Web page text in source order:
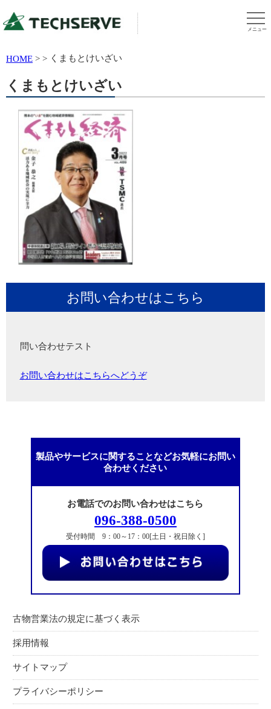
メニュー
HOME > > くまもとけいざい
くまもとけいざい
お問い合わせはこちら
問い合わせテスト
お問い合わせはこちらへどうぞ
製品やサービスに関することなどお気軽にお問い
合わせください
お電話でのお問い合わせはこちら
096-388-0500
受付時間 9：00～17：00[土日・祝日除く]
古物営業法の規定に基づく表示
採用情報
サイトマップ
プライバシーポリシー